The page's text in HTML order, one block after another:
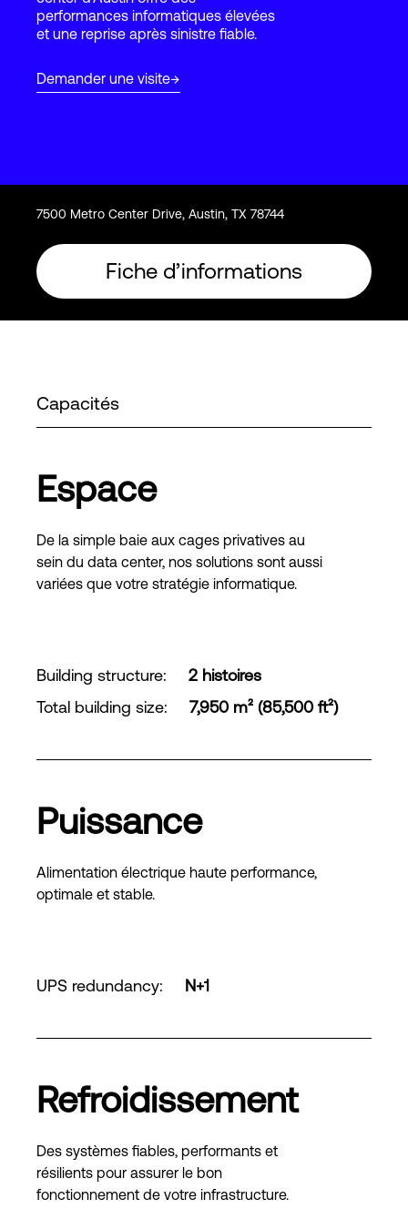
performances informatiques élevées
et une reprise après sinistre fiable.
Demander une visite
7500 Metro Center Drive, Austin, TX 78744
Fiche d’informations
Capacités
Espace
De la simple baie aux cages privatives au
sein du data center, nos solutions sont aussi
variées que votre stratégie informatique.
Building structure:
2 histoires
Total building size: 7,950 m² (85,500 ft²)
Puissance
Alimentation électrique haute performance,
optimale et stable.
UPS redundancy: N+1
Refroidissement
Des systèmes fiables, performants et
résilients pour assurer le bon
fonctionnement de votre infrastructure.